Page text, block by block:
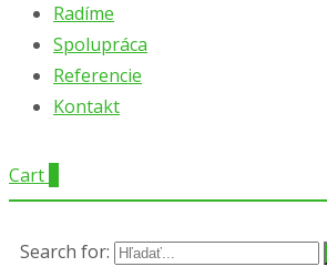
Radíme
Spolupráca
Referencie
Kontakt
Cart
Search for: